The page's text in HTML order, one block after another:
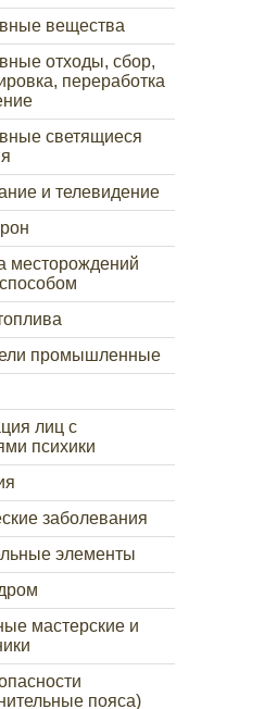
вещества
отходы, сбор,
переработка
светящиеся
и телевидение
месторождений
промышленные
лиц с
психики
заболевания
элементы
мастерские и
пояса)